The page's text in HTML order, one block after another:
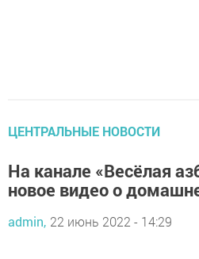
ЦЕНТРАЛЬНЫЕ НОВОСТИ
На канале «Весёлая
новое видео о
admin, 22 июнь 2022 - 14:29